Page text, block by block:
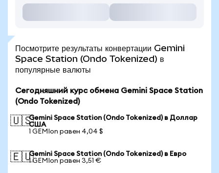
Посмотрите результаты конвертации Gemini
Space Station (Ondo Tokenized) в
популярные валюты
Сегодняшний курс обмена Gemini Space Station
(Ondo Tokenized)
🇺🇸Gemini Space Station (Ondo Tokenized) в Доллар
США
1 GEMIon равен 4,04 $
🇪🇺Gemini Space Station (Ondo Tokenized) в Евро
1 GEMIon равен 3,51 €